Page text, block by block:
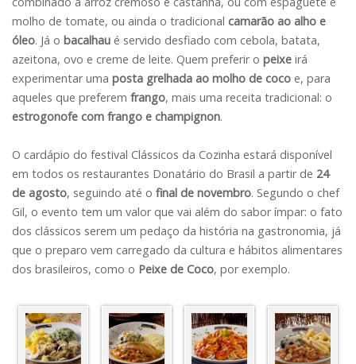
molho de tomate, ou ainda o tradicional camarão ao alho e
óleo. Já o bacalhau é servido desfiado com cebola, batata,
azeitona, ovo e creme de leite. Quem preferir o peixe irá
experimentar uma posta grelhada ao molho de coco e, para
aqueles que preferem frango, mais uma receita tradicional: o
estrogonofe com frango e champignon.
O cardápio do festival Clássicos da Cozinha estará disponível
em todos os restaurantes Donatário do Brasil a partir de 24
de agosto, seguindo até o final de novembro. Segundo o chef
Gil, o evento tem um valor que vai além do sabor ímpar: o fato
dos clássicos serem um pedaço da história na gastronomia, já
que o preparo vem carregado da cultura e hábitos alimentares
dos brasileiros, como o Peixe de Coco, por exemplo.